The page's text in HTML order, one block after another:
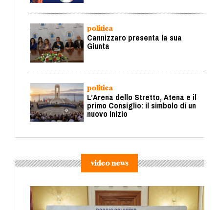
politica
Cannizzaro presenta la sua
Giunta
politica
L’Arena dello Stretto, Atena e il
primo Consiglio: il simbolo di un
nuovo inizio
video news